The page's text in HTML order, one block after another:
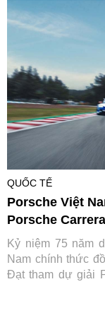
sau mỗi chiếc xe
QUỐC TẾ
Porsche Việt
Porsche
Kỷ niệm 75 năm
Nam chính thức
Đạt tham dự giải
trường danh giá